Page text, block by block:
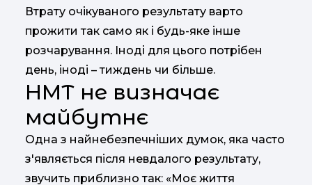
Втрату очікуваного результату варто
прожити так само як і будь-яке інше
розчарування. Іноді для цього потрібен
день, іноді – тиждень чи більше.
НМТ не визначає
майбутнє
Одна з найнебезпечніших думок, яка часто
з'являється після невдалого результату,
звучить приблизно так: «Моє життя